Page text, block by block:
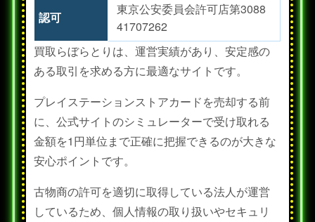
認可
東京公安委員会許可店第3088
41707262
買取らぼらとりは、運営実績があり、安定感の
ある取引を求める方に最適なサイトです。
プレイステーションストアカードを売却する前
に、公式サイトのシミュレーターで受け取れる
金額を1円単位まで正確に把握できるのが大きな
安心ポイントです。
古物商の許可を適切に取得している法人が運営
しているため、個人情報の取り扱いやセキュリ